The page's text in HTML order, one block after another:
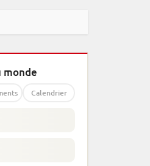
monde
Calendrier